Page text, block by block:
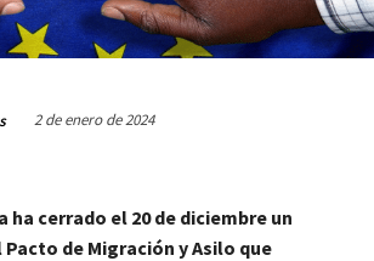
2 de enero de 2024
ha cerrado el 20 de diciembre un
de Migración y Asilo que